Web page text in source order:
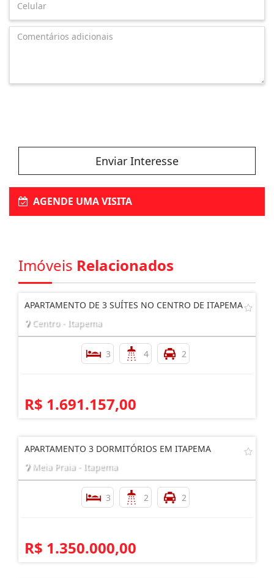
Enviar Interesse
AGENDE UMA VISITA
Imóveis Relacionados
APARTAMENTO DE 3 SUÍTES NO CENTRO DE ITAPEMA
Centro - Itapema
3 4 2
R$ 1.691.157,00
APARTAMENTO 3 DORMITÓRIOS EM ITAPEMA
Meia Praia - Itapema
3 2 2
R$ 1.350.000,00